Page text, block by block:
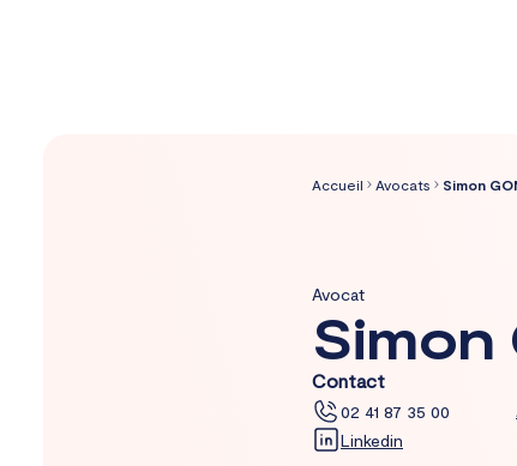
Accueil Avocats Simon
Avocat
Simon
Contact
02 41 87 35 00
Linkedin